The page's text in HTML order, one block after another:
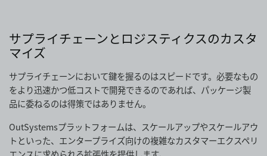
サプライチェーンとロジスティクスのカスタ
マイズ
サプライチェーンにおいて鍵を握るのはスピードです。必要なもの
をより迅速かつ低コストで開発できるのであれば、パッケージ製
品に委ねるのは得策ではありません。
OutSystemsプラットフォームは、スケールアップやスケールアウ
トといった、エンタープライズ向けの複雑なカスタマーエクスペリ